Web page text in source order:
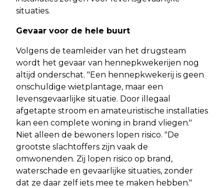
situaties.
Gevaar voor de hele buurt
Volgens de teamleider van het drugsteam
wordt het gevaar van hennepkwekerijen nog
altijd onderschat. "Een hennepkwekerij is geen
onschuldige wietplantage, maar een
levensgevaarlijke situatie. Door illegaal
afgetapte stroom en amateuristische installaties
kan een complete woning in brand vliegen."
Niet alleen de bewoners lopen risico. "De
grootste slachtoffers zijn vaak de
omwonenden. Zij lopen risico op brand,
waterschade en gevaarlijke situaties, zonder
dat ze daar zelf iets mee te maken hebben."